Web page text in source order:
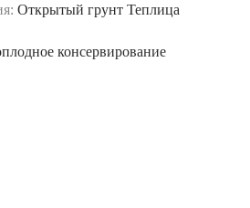
Открытый грунт Теплица
консервирование